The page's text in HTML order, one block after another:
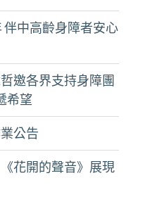
中高齡身障者安心
邀各界支持身障團
希望
公告
花開的聲音》展現